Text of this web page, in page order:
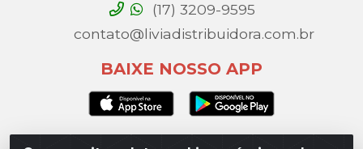
(17) 3209-9595
contato@liviadistribuidora.com.br
BAIXE NOSSO APP